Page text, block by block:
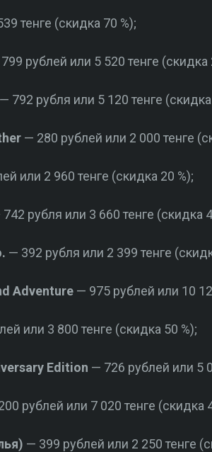
тенге (скидка 70 %);
рублей или 5 520 тенге (скидка
792 рубля или 5 120 тенге (скидка
— 280 рублей или 2 000 тенге
или 2 960 тенге (скидка 20 %);
рубля или 3 660 тенге (скидка
— 392 рубля или 2 399 тенге
Adventure— 975 рублей или 10
или 3 800 тенге (скидка 50 %);
Edition — 726 рублей или 5
рублей или 7 020 тенге (скидка
— 399 рублей или 2 250 тенге